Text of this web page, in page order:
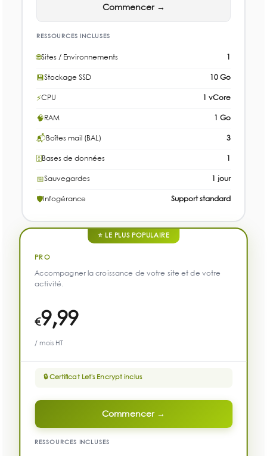
Commencer →
RESSOURCES INCLUSES
🌐Sites / Environnements
💾Stockage SSD 10 Go
⚡CPU 1 vCore
🧠 RAM 1 Go
📬 Boîtes mail (BAL) 3
🗄 Bases de données
📅Sauvegardes 1 jour
🛡 Infogérance Support standard
⭐ LE PLUS POPULAIRE
PRO
Accompagner la croissance de votre site et de votre
activité.
€9,99
/ mois HT
🔒 Certificat Let's Encrypt inclus
Commencer →
RESSOURCES INCLUSES